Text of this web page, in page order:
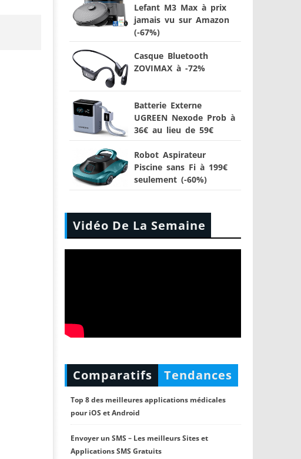
Lefant M3 Max à prix
jamais vu sur Amazon
(-67%)
Casque Bluetooth
ZOVIMAX à -72%
Batterie Externe
UGREEN Nexode Prob à
36€ au lieu de 59€
Robot Aspirateur
Piscine sans Fi à 199€
seulement (-60%)
Vidéo De La Semaine
Comparatifs Tendances
Top 8 des meilleures applications médicales
pour iOS et Android
Envoyer un SMS – Les meilleurs Sites et
Applications SMS Gratuits